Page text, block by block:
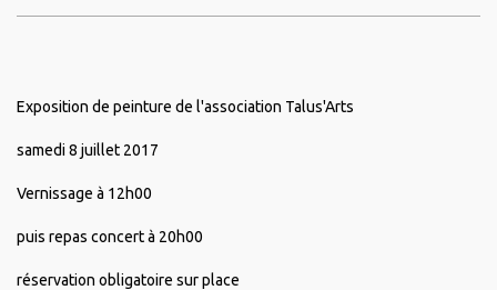
Exposition de peinture de l'association Talus'Arts
samedi 8 juillet 2017
Vernissage à 12h00
puis repas concert à 20h00
réservation obligatoire sur place